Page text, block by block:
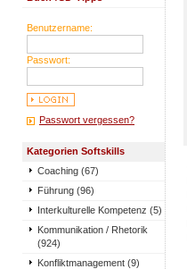
Benutzername:
Passwort:
Passwort vergessen?
Kategorien Softskills
Coaching (67)
Führung (96)
Interkulturelle Kompetenz (5)
Kommunikation / Rhetorik
(924)
Konfliktmanagement (9)